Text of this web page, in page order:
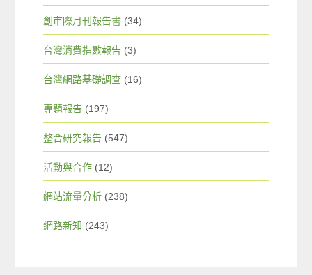
創市際月刊報告書 (34)
台灣消費指數報告 (3)
台灣網路基礎調查 (16)
專題報告 (197)
整合研究報告 (547)
活動與合作 (12)
網站流量分析 (238)
網路新知 (243)